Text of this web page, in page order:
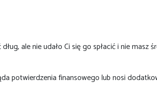
ale nie udało Ci się go spłacić i nie masz
potwierdzenia finansowego lub nosi